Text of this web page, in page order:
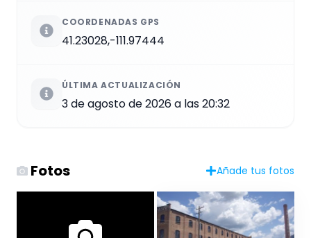
COORDENADAS GPS
41.23028,-111.97444
ÚLTIMA ACTUALIZACIÓN
3 de agosto de 2026 a las 20:32
Fotos Añade tus fotos